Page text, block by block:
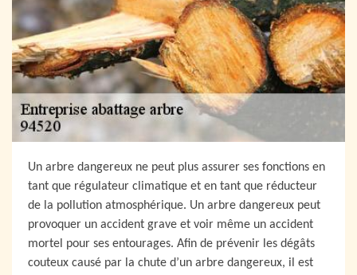
Un arbre dangereux ne peut plus assurer ses fonctions en
tant que régulateur climatique et en tant que réducteur
de la pollution atmosphérique. Un arbre dangereux peut
provoquer un accident grave et voir même un accident
mortel pour ses entourages. Afin de prévenir les dégâts
couteux causé par la chute d’un arbre dangereux, il est